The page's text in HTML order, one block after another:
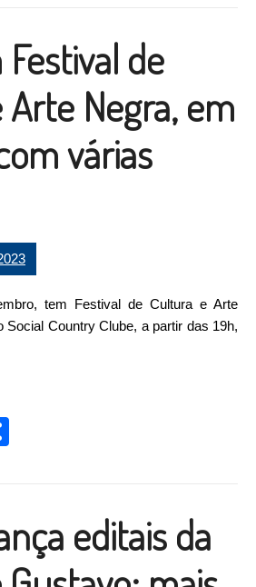
de
Negra, em
várias
tem Festival de Cultura e Arte
Social Country Clube, a partir das 19h,
tem Festival de Cultura e Arte Negra,
editais da